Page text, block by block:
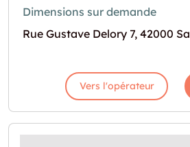
Dimensions sur demande
Rue Gustave Delory 7, 42000
Vers l'opérateur